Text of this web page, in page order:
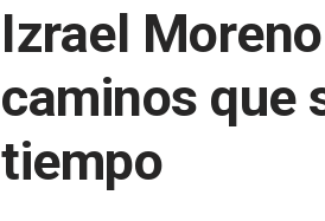
Izrael
caminos que
tiempo